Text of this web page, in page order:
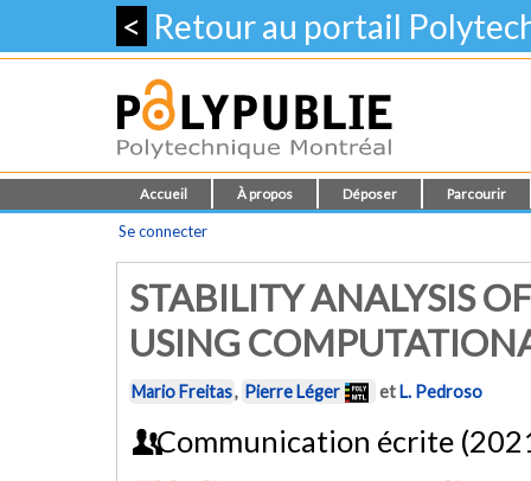
< Retour au portail
Accueil À propos Déposer Parcourir
Se connecter
STABILITY ANALYSIS
USING
Mario Freitas, Pierre Léger etL. Pedroso
Communication écrite